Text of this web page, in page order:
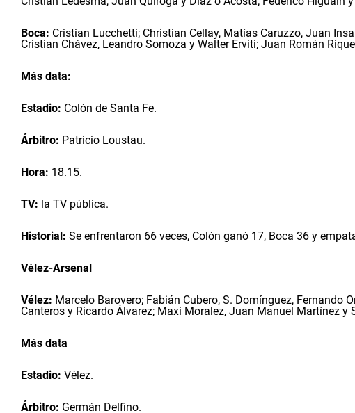
Boca: Cristian Lucchetti; Christian Cellay, Matías Caruzzo, Juan
Cristian Chávez, Leandro Somoza y Walter Erviti; Juan Román
Más data:
Estadio: Colón de Santa Fe.
Árbitro: Patricio Loustau.
Hora: 18.15.
TV: la TV pública.
Historial: Se enfrentaron 66 veces, Colón ganó 17, Boca 36 y
Vélez-Arsenal
Vélez: Marcelo Barovero; Fabián Cubero, S. Domínguez, Fernando
Canteros y Ricardo Álvarez; Maxi Moralez, Juan Manuel Martínez y
Más data
Estadio: Vélez.
Árbitro: Germán Delfino.